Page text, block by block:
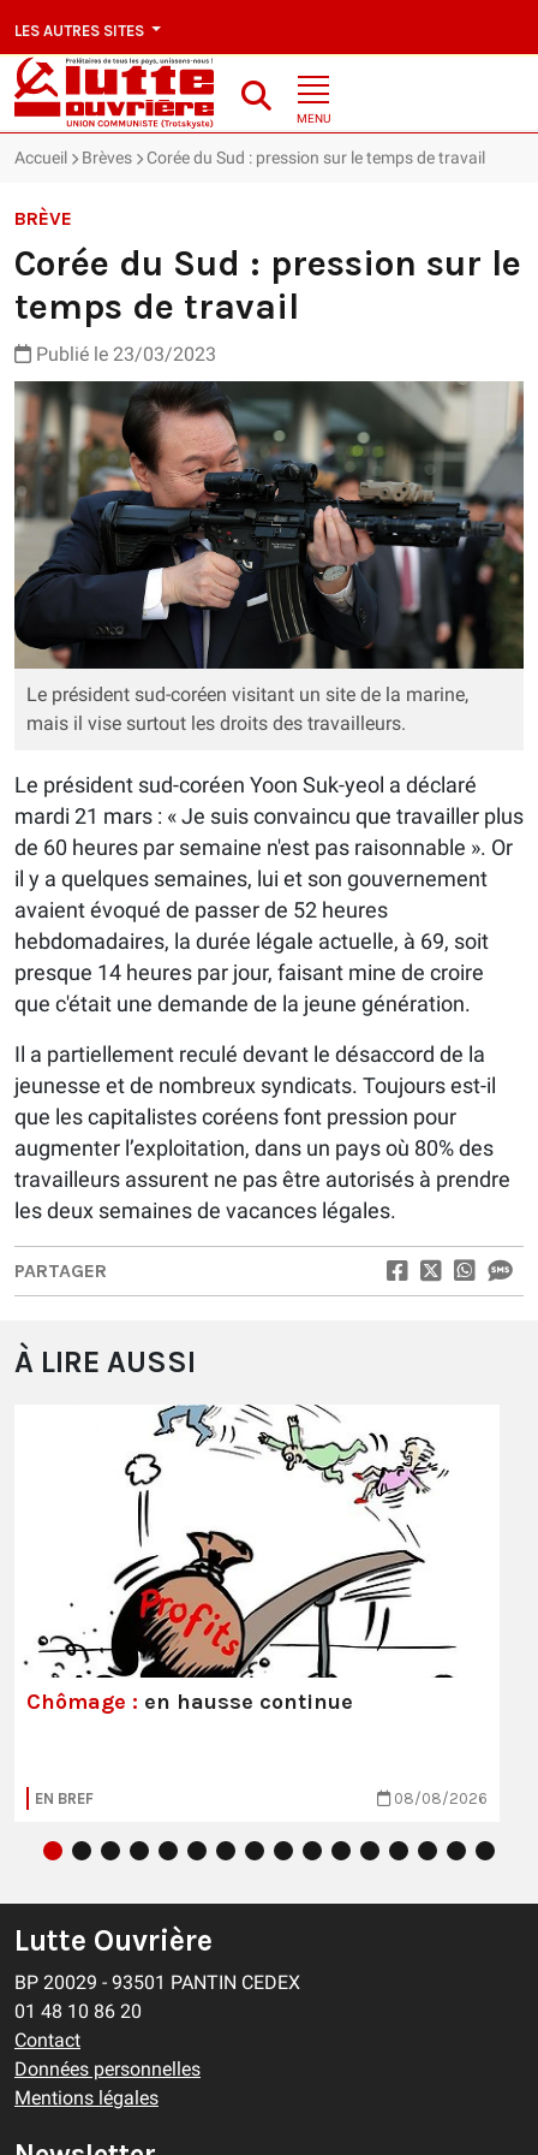
LES AUTRES SITES
MENU
Accueil Brèves Corée du Sud : pression sur le temps de travail
BRÈVE
Corée du Sud : pression sur le
temps de travail
Publié le 23/03/2023
Le président sud-coréen visitant un site de la marine,
mais il vise surtout les droits des travailleurs.
Le président sud-coréen Yoon Suk-yeol a déclaré
mardi 21 mars : « Je suis convaincu que travailler plus
de 60 heures par semaine n'est pas raisonnable ». Or
il y a quelques semaines, lui et son gouvernement
avaient évoqué de passer de 52 heures
hebdomadaires, la durée légale actuelle, à 69, soit
presque 14 heures par jour, faisant mine de croire
que c'était une demande de la jeune génération.
Il a partiellement reculé devant le désaccord de la
jeunesse et de nombreux syndicats. Toujours est-il
que les capitalistes coréens font pression pour
augmenter l’exploitation, dans un pays où 80% des
travailleurs assurent ne pas être autorisés à prendre
les deux semaines de vacances légales.
PARTAGER
À LIRE AUSSI
Chômage : en hausse continue
EN BREF 08/08/2026
Lutte Ouvrière
BP 20029 - 93501 PANTIN CEDEX
01 48 10 86 20
Contact
Données personnelles
Mentions légales